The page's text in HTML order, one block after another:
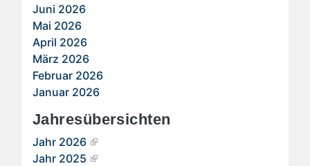
Juni 2026
Mai 2026
April 2026
März 2026
Februar 2026
Januar 2026
Jahresübersichten
Jahr 2026
Jahr 2025